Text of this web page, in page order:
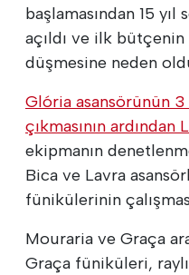
başlamasından 15
açıldı ve ilk
düşmesine neden
Glória asansörünün
çıkmasının ardından
ekipmanın
Bica ve Lavra
fünikülerinin
Mouraria ve Graça
Graça füniküleri,